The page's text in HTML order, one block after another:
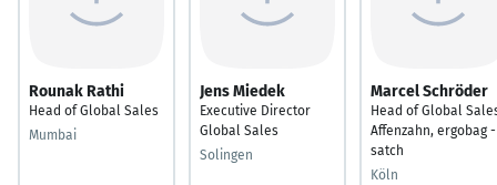
Rounak Rathi
Head of Global Sales
Mumbai
Jens Miedek
Executive Director
Global Sales
Solingen
Marcel Schröder
Head of Global
Affenzahn, ergobag -
satch
Köln